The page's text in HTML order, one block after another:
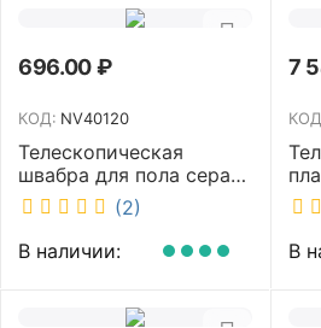
696.00₽
КОД: NV40120
Телескопическая
швабра для пола серая
NV микрофибра 42 см
NV40120
(2)
В наличии:
7
В